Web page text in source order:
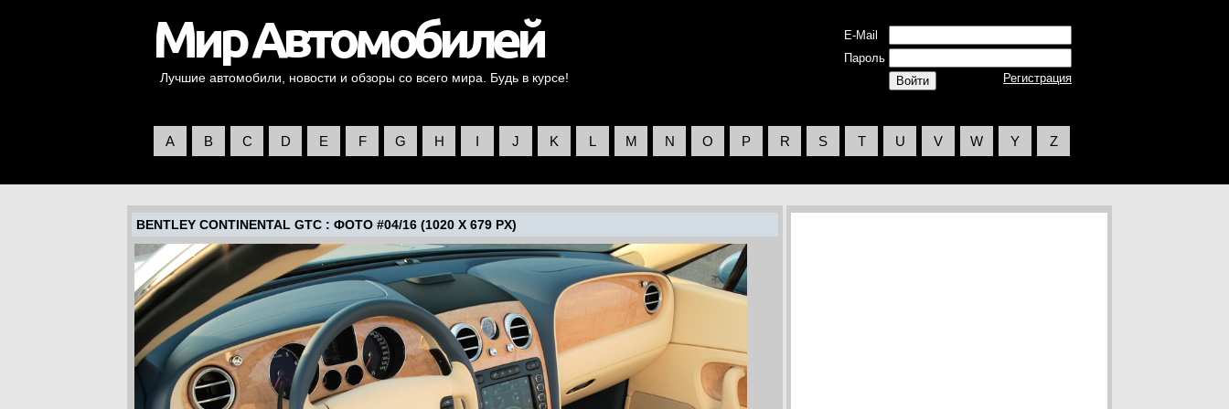
Лучшие автомобили, новости и обзоры со всего мира. Будь в курсе!
E-Mail
Пароль
Регистрация
A B C D E F G H I J K L M N O P R S T U V W Y Z
BENTLEY CONTINENTAL GTC: ФОТО #04/16 (1020 X 679 PX)